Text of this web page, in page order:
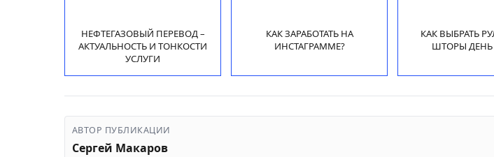
НЕФТЕГАЗОВЫЙ ПЕРЕВОД –
АКТУАЛЬНОСТЬ И ТОНКОСТИ
УСЛУГИ
КАК ЗАРАБОТАТЬ НА
ИНСТАГРАММЕ?
КАК ВЫБРАТЬ
ШТОРЫ
АВТОР ПУБЛИКАЦИИ
Сергей Макаров